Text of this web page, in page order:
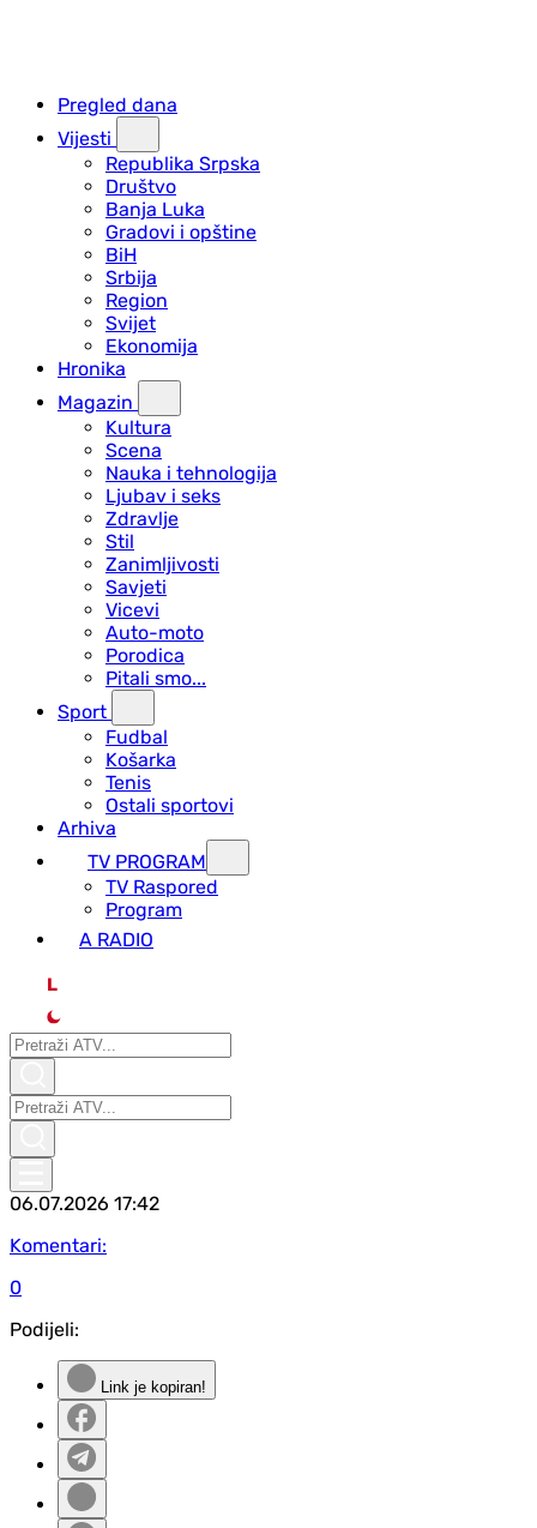
Pregled dana
Vijesti
Republika Srpska
Društvo
Banja Luka
Gradovi i opštine
BiH
Srbija
Region
Svijet
Ekonomija
Hronika
Magazin
Kultura
Scena
Nauka i tehnologija
Ljubav i seks
Zdravlje
Stil
Zanimljivosti
Savjeti
Vicevi
Auto-moto
Porodica
Pitali smo...
Sport
Fudbal
Košarka
Tenis
Ostali sportovi
Arhiva
TV PROGRAM
ТV Raspored
Program
A RADIO
L
06.07.2026 17:42
Komentari:
0
Podijeli:
Link je kopiran!